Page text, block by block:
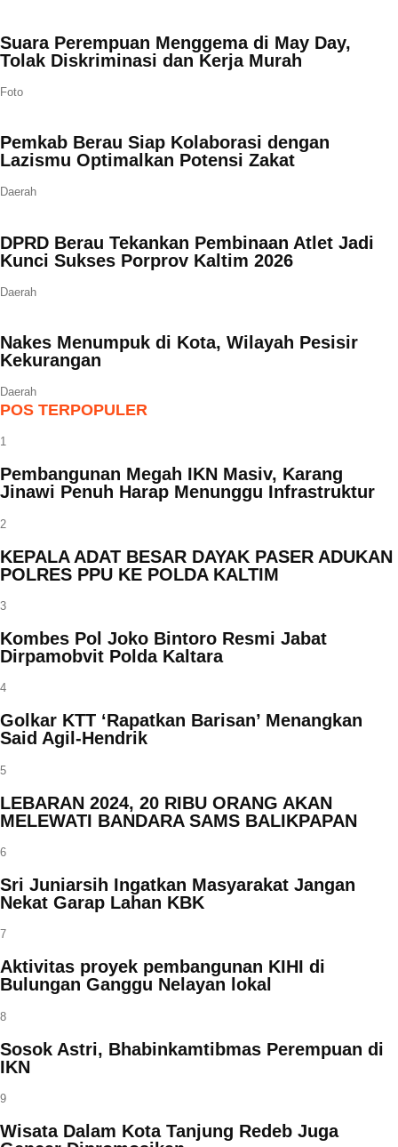
Suara Perempuan Menggema di May Day,
Tolak Diskriminasi dan Kerja Murah
Foto
Pemkab Berau Siap Kolaborasi dengan
Lazismu Optimalkan Potensi Zakat
Daerah
DPRD Berau Tekankan Pembinaan Atlet Jadi
Kunci Sukses Porprov Kaltim 2026
Daerah
Nakes Menumpuk di Kota, Wilayah Pesisir
Kekurangan
Daerah
POS TERPOPULER
1
Pembangunan Megah IKN Masiv, Karang
Jinawi Penuh Harap Menunggu Infrastruktur
2
KEPALA ADAT BESAR DAYAK PASER ADUKAN
POLRES PPU KE POLDA KALTIM
3
Kombes Pol Joko Bintoro Resmi Jabat
Dirpamobvit Polda Kaltara
4
Golkar KTT ‘Rapatkan Barisan’ Menangkan
Said Agil-Hendrik
5
LEBARAN 2024, 20 RIBU ORANG AKAN
MELEWATI BANDARA SAMS BALIKPAPAN
6
Sri Juniarsih Ingatkan Masyarakat Jangan
Nekat Garap Lahan KBK
7
Aktivitas proyek pembangunan KIHI di
Bulungan Ganggu Nelayan lokal
8
Sosok Astri, Bhabinkamtibmas Perempuan di
IKN
9
Wisata Dalam Kota Tanjung Redeb Juga